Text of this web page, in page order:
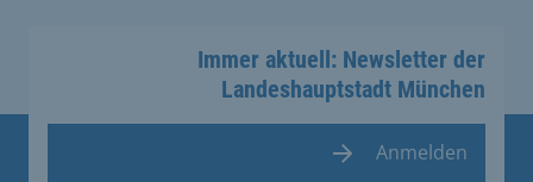
Immer aktuell: Newsletter der
Landeshauptstadt München
Anmelden